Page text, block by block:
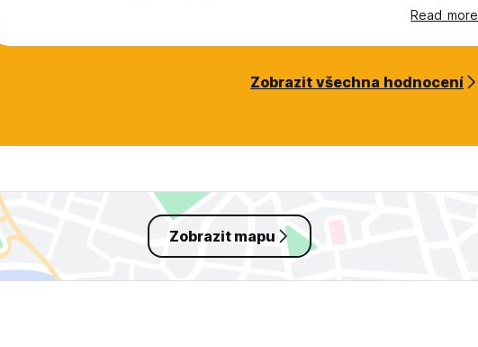
Read more
Zobrazit všechna hodnocení
Zobrazit mapu